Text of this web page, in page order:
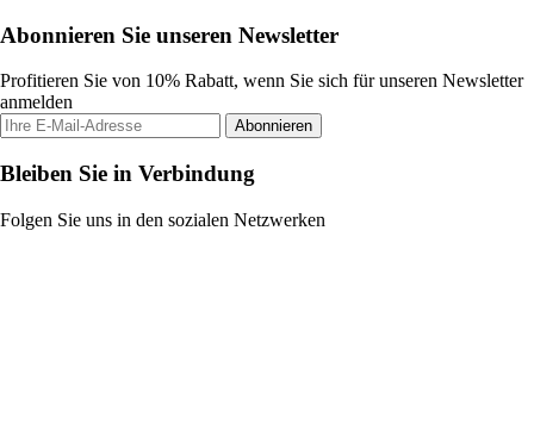
Abonnieren Sie unseren Newsletter
Profitieren Sie von 10% Rabatt, wenn Sie sich für unseren Newsletter
anmelden
Abonnieren
Bleiben Sie in Verbindung
Folgen Sie uns in den sozialen Netzwerken